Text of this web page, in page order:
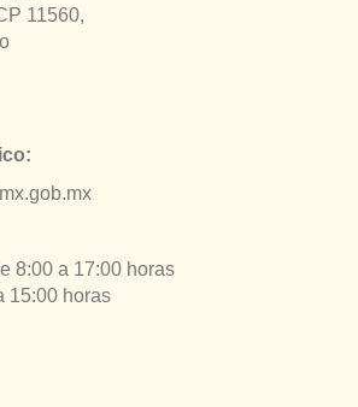
11560,
8:00 a 17:00 horas
15:00 horas